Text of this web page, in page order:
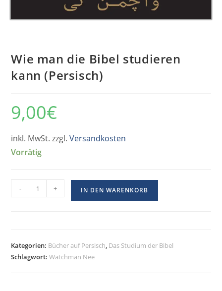
Wie man die Bibel studieren
kann (Persisch)
9,00€
inkl. MwSt. zzgl.Versandkosten
Vorrätig
- + IN DEN WARENKORB
Kategorien: Bücher auf Persisch, Das Studium der Bibel
Schlagwort:Watchman Nee